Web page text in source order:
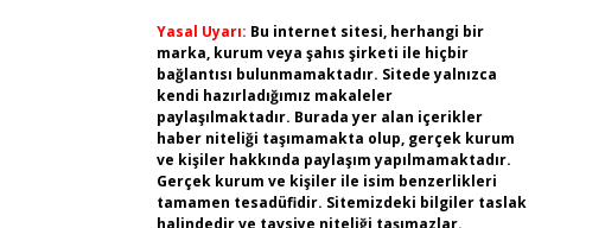
Yasal Uyarı: Bu internet sitesi, herhangi bir
marka, kurum veya şahıs şirketi ile hiçbir
bağlantısı bulunmamaktadır. Sitede yalnızca
kendi hazırladığımız makaleler
paylaşılmaktadır. Burada yer alan içerikler
haber niteliği taşımamakta olup, gerçek kurum
ve kişiler hakkında paylaşım yapılmamaktadır.
Gerçek kurum ve kişiler ile isim benzerlikleri
tamamen tesadüfidir. Sitemizdeki bilgiler taslak
halindedir ve tavsiye niteliği taşımazlar.